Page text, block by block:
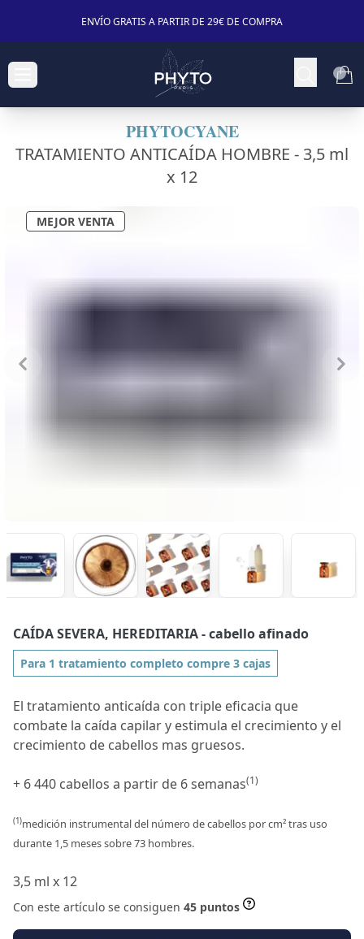
ENVÍO GRATIS A PARTIR DE 29€ DE COMPRA
PHYTOCYANE
TRATAMIENTO ANTICAÍDA HOMBRE - 3,5 ml
x 12
MEJOR VENTA
CAÍDA SEVERA, HEREDITARIA- cabello afinado
Para 1 tratamiento completo compre 3 cajas
El tratamiento anticaída con triple eficacia que
combate la caída capilar y estimula el crecimiento y el
crecimiento de cabellos mas gruesos.
+ 6 440 cabellos a partir de 6 semanas(1)
(1)medición instrumental del número de cabellos por cm² tras uso
durante 1,5 meses sobre 73 hombres.
3,5 ml x 12
Con este artículo se consiguen 45 puntos